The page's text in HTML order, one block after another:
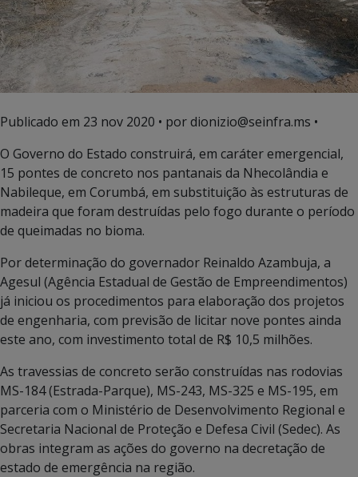
Publicado em 23 nov 2020 • por dionizio@seinfra.ms •
O Governo do Estado construirá, em caráter emergencial,
15 pontes de concreto nos pantanais da Nhecolândia e
Nabileque, em Corumbá, em substituição às estruturas de
madeira que foram destruídas pelo fogo durante o período
de queimadas no bioma.
Por determinação do governador Reinaldo Azambuja, a
Agesul (Agência Estadual de Gestão de Empreendimentos)
já iniciou os procedimentos para elaboração dos projetos
de engenharia, com previsão de licitar nove pontes ainda
este ano, com investimento total de R$ 10,5 milhões.
As travessias de concreto serão construídas nas rodovias
MS-184 (Estrada-Parque), MS-243, MS-325 e MS-195, em
parceria com o Ministério de Desenvolvimento Regional e
Secretaria Nacional de Proteção e Defesa Civil (Sedec). As
obras integram as ações do governo na decretação de
estado de emergência na região.